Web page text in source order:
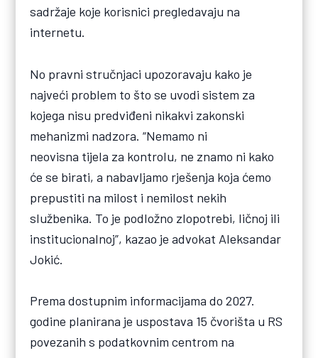
sadržaje koje korisnici pregledavaju na
internetu.
No pravni stručnjaci upozoravaju kako je
najveći problem to što se uvodi sistem za
kojega nisu predviđeni nikakvi zakonski
mehanizmi nadzora. “Nemamo ni
neovisna tijela za kontrolu, ne znamo ni kako
će se birati, a nabavljamo rješenja koja ćemo
prepustiti na milost i nemilost nekih
službenika. To je podložno zlopotrebi, ličnoj ili
institucionalnoj”, kazao je advokat Aleksandar
Jokić.
Prema dostupnim informacijama do 2027.
godine planirana je uspostava 15 čvorišta u RS
povezanih s podatkovnim centrom na